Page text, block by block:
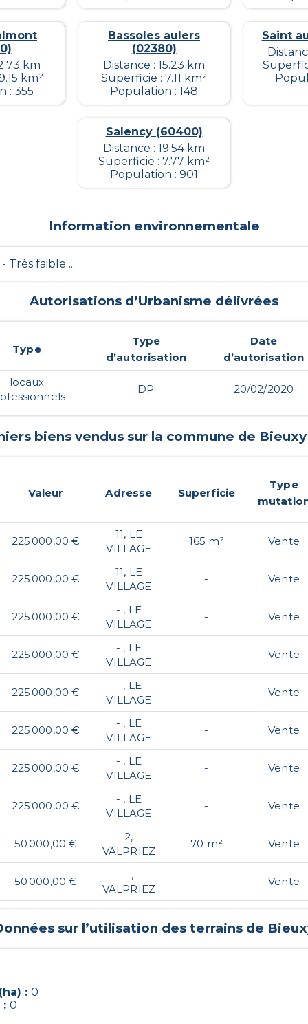
km
km²
: 355
Bassoles aulers
(02380)
Distance : 15.23 km
Superficie : 7.11 km²
Population : 148
Saint
Salency (60400)
Distance : 19.54 km
Superficie : 7.77 km²
Population : 901
Information environnementale
- Très faible ...
Autorisations d’Urbanisme délivrées
Type
Type
d’autorisation
Date
d’autorisation
locaux
DP 20/02/2020
biens vendus sur la commune de Bieuxy
Valeur Adresse Superficie
Type
225 000,00 €
11, LE
VILLAGE
165 m² Vente
225 000,00 €
11, LE
VILLAGE
- Vente
225 000,00 €
- , LE
VILLAGE
- Vente
225 000,00 €
- , LE
VILLAGE
- Vente
225 000,00 €
- , LE
VILLAGE
- Vente
225 000,00 €
- , LE
VILLAGE
- Vente
225 000,00 €
- , LE
VILLAGE
- Vente
225 000,00 €
- , LE
VILLAGE
- Vente
50 000,00 €
2,
VALPRIEZ
70 m² Vente
50 000,00 €
- ,
VALPRIEZ
- Vente
sur l’utilisation des terrains de
: 0
: 0